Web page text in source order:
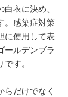
衣に決め、
。感染症対策
に使用して表
ールデンブラ
す。
らだけでなく